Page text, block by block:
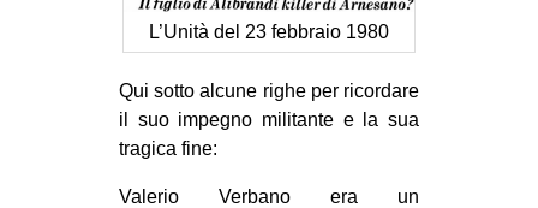
bsky
SEARCH
L’Unità del 23 febbraio 1980
Qui sotto alcune righe per ricordare
il suo impegno militante e la sua
tragica fine:
Valerio Verbano era un